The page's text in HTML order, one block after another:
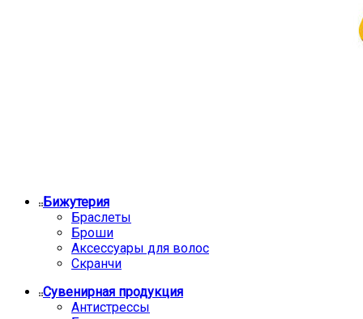
Бижутерия
Браслеты
Броши
Аксессуары для волос
Скранчи
Сувенирная продукция
Антистрессы